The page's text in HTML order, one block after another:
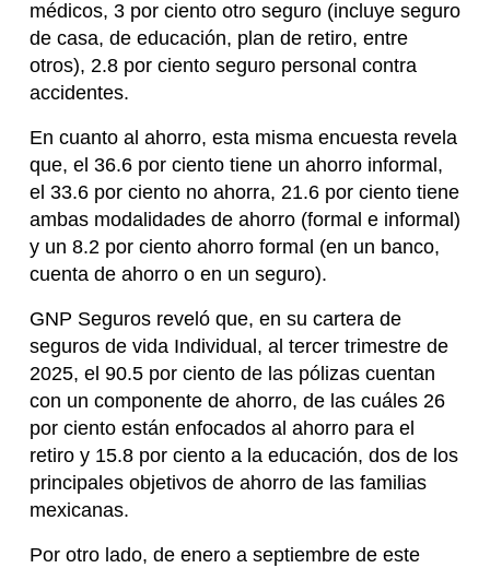
médicos, 3 por ciento otro seguro (incluye seguro
de casa, de educación, plan de retiro, entre
otros), 2.8 por ciento seguro personal contra
accidentes.
En cuanto al ahorro, esta misma encuesta revela
que, el 36.6 por ciento tiene un ahorro informal,
el 33.6 por ciento no ahorra, 21.6 por ciento tiene
ambas modalidades de ahorro (formal e informal)
y un 8.2 por ciento ahorro formal (en un banco,
cuenta de ahorro o en un seguro).
GNP Seguros reveló que, en su cartera de
seguros de vida Individual, al tercer trimestre de
2025, el 90.5 por ciento de las pólizas cuentan
con un componente de ahorro, de las cuáles 26
por ciento están enfocados al ahorro para el
retiro y 15.8 por ciento a la educación, dos de los
principales objetivos de ahorro de las familias
mexicanas.
Por otro lado, de enero a septiembre de este